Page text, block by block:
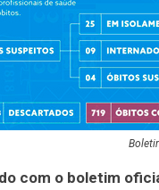
com o boletim